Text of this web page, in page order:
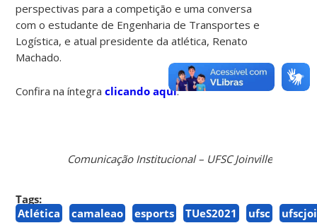
perspectivas para a competição e uma conversa
com o estudante de Engenharia de Transportes e
Logística, e atual presidente da atlética, Renato
Machado.
Confira na íntegraclicando aqui.
Comunicação Institucional – UFSC Joinville
Tags:
Atlética
camaleao esports TUeS2021 ufsc